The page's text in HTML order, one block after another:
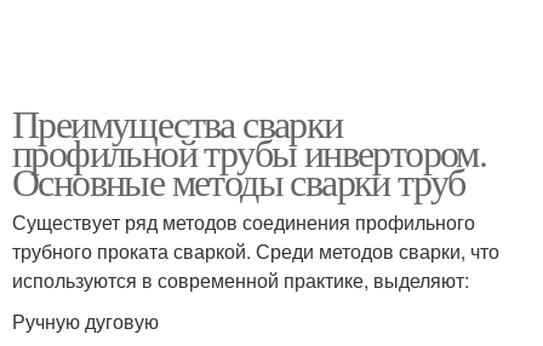
Преимущества сварки
профильной трубы инвертором.
Основные методы сварки труб
Существует ряд методов соединения профильного
трубного проката сваркой. Среди методов сварки, что
используются в современной практике, выделяют:
Ручную дуговую